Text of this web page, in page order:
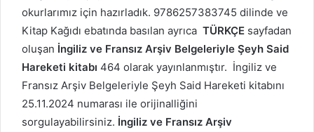
okurlarımız için hazırladık. 9786257383745 dilinde ve
Kitap Kağıdı ebatında basılan ayrıca TÜRKÇE sayfadan
oluşan İngiliz ve Fransız Arşiv Belgeleriyle Şeyh Said
Hareketi kitabı 464 olarak yayınlanmıştır. İngiliz ve
Fransız Arşiv Belgeleriyle Şeyh Said Hareketi kitabını
25.11.2024 numarası ile orijinalliğini
sorgulayabilirsiniz. İngiliz ve Fransız Arşiv